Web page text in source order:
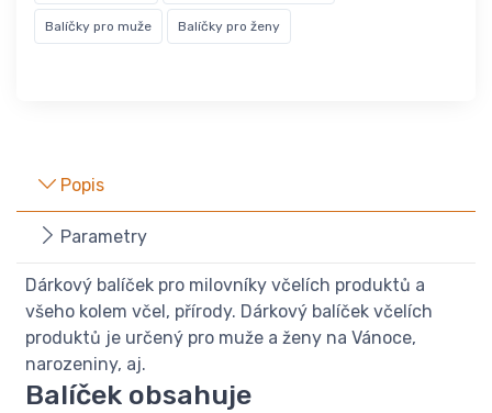
Balíčky pro muže Balíčky pro ženy
Popis
Parametry
Dárkový balíček pro milovníky včelích produktů a
všeho kolem včel, přírody. Dárkový balíček včelích
produktů je určený pro muže a ženy na Vánoce,
narozeniny, aj.
Balíček obsahuje